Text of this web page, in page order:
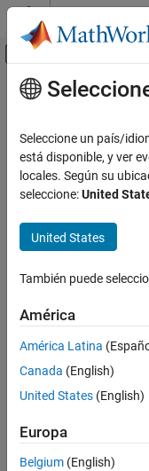
Saltar al contenido
Mostrar/
Recurso
Contenido principal
Seleccione un país/
está disponible, y ver
locales. Según su
seleccione:United
United States
También puede
América
América Latina
Canada (English)
United States (English)
Europa
Belgium (English)
Centro de confianza